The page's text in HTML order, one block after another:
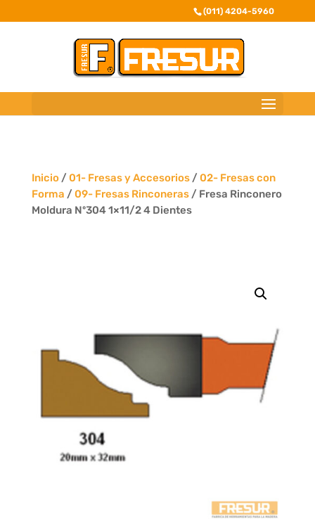
(011) 4204-5960
Inicio/ 01- Fresas y Accesorios/ 02- Fresas con
Forma / 09- Fresas Rinconeras/ Fresa Rinconero
Moldura Nº304 1×11/2 4 Dientes